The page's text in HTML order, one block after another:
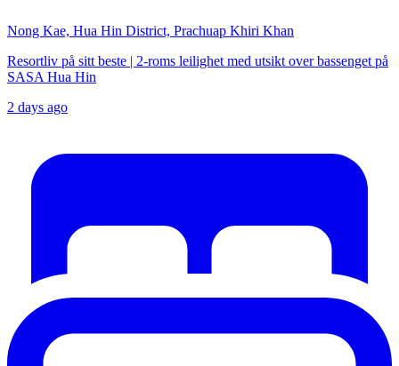
Nong Kae, Hua Hin District, Prachuap Khiri Khan
Resortliv på sitt beste | 2-roms leilighet med utsikt over bassenget på
SASA Hua Hin
2 days ago